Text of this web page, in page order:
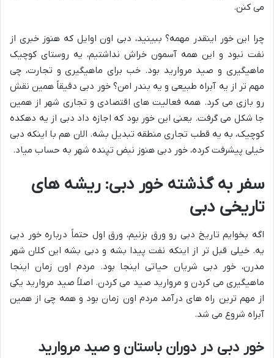
می کنن.
چرا این خور اینقدر مهمه؟ ببینید، دبی اون اوایل که هنوز خبری از
نفت نبود و این همه آسمون خراش نداشتیم، یه روستای کوچیک
ماهیگیری و صید مروارید بود. خب برای ماهیگیری و تجارت، چی
مهم تر از یه آبراه طبیعی و یه بندر امن؟ خور دبی دقیقاً همین نقش
رو بازی می کرد. همه فعالیت های اقتصادی و تجاری شهر از همین
جا شکل می گرفت. یعنی این خور بود که اجازه داد دبی از یه دهکده
کوچیک، به یه قطب تجاری منطقه تبدیل بشه. الان هم با اینکه دبی
خیلی پیشرفت کرده، خور دبی هنوز نبض تپنده شهر به حساب میاد.
سفر به گذشته خور دبی: ریشه های
تاریخی دبی
اگه بخوایم تاریخ دبی رو ورق بزنیم، ورق اول حتماً درباره خور دبی
یه. خیلی قبل تر از اینکه نفت پیدا بشه و دبی بشه این کلان شهر
مدرن، خور دبی شریان حیاتی اینجا بود. مردم اون زمان اینجا
ماهیگیری می کردن و مروارید صید می کردن. اصلاً صید مروارید یکی
از مهم ترین راه های درآمد مردم اون زمان بود و همه چی از همین
آبراه شروع می شد.
خور دبی در دوران باستان و صید مروارید